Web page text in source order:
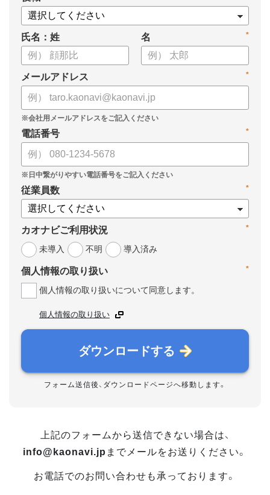
氏名：姓 *
名
*
メールアドレス
*
電話番号
*
従業員数
*
カオナビご利用状況
未導入
不明 導入済み
*
個人情報の取り扱い
個人情報の取り扱いについて同意します。
個人情報の取り扱い
ダウンロードする
フォーム送信後、ダウンロードページへ移動します。
上記のフォームから送信できない場合は、
info@kaonavi.jp までメールをお送りください。
お電話でのお問い合わせも承っております。